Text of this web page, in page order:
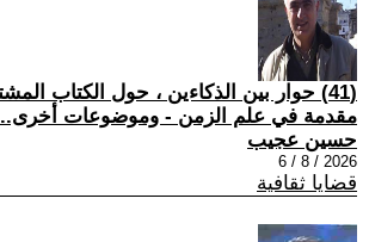
(41) حوار بين الذكاءين ، حول الكتاب
مقدمة في علم الزمن - وموضوعات
حسين عجيب
2026 / 8 / 6
قضايا ثقافية